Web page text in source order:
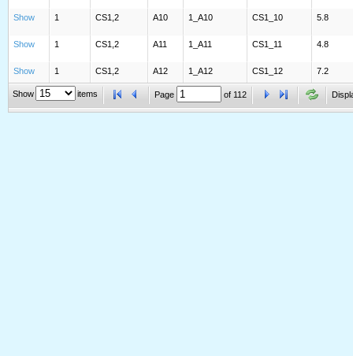
Show 1 CS1,2 A10 1_A10 CS1_10 5.8
Show 1 CS1,2 A11 1_A11 CS1_11 4.8
Show 1 CS1,2 A12 1_A12 CS1_12 7.2
Show CS1,2 B01 CS1_13 8.7
Show items Page of 112